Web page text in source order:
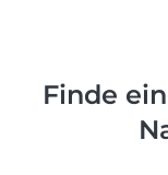
Finde